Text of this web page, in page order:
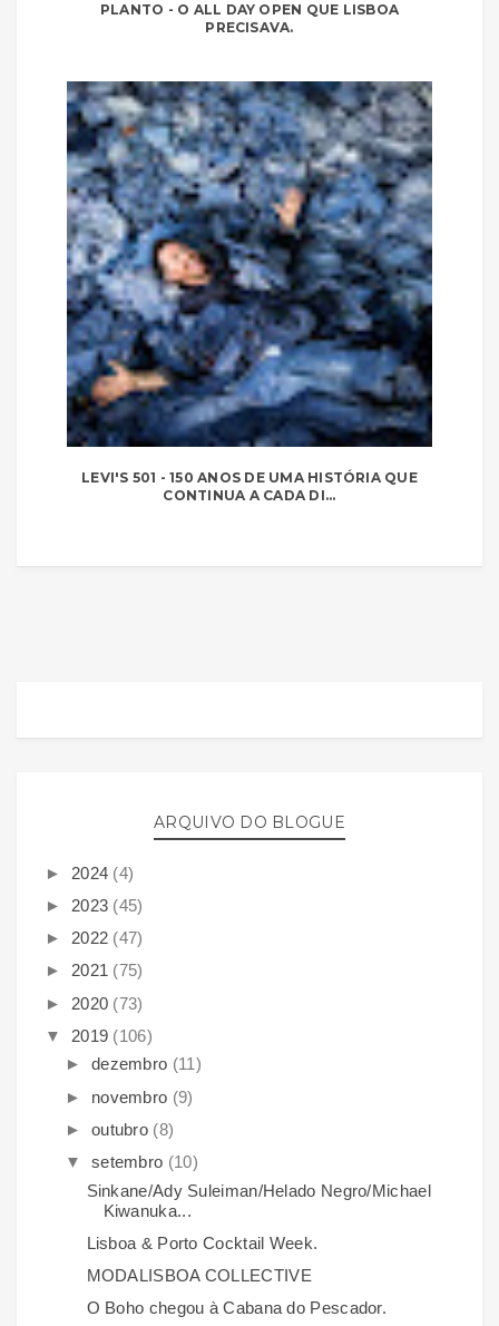
PLANTO - O ALL DAY OPEN QUE LISBOA
PRECISAVA.
LEVI'S 501 - 150 ANOS DE UMA HISTÓRIA QUE
CONTINUA A CADA DI...
ARQUIVO DO BLOGUE
► 2024 (4)
► 2023 (45)
► 2022 (47)
► 2021 (75)
► 2020 (73)
▼ 2019 (106)
► dezembro (11)
► novembro (9)
► outubro (8)
▼ setembro (10)
Sinkane/Ady Suleiman/Helado Negro/Michael
Kiwanuka...
Lisboa & Porto Cocktail Week.
MODALISBOA COLLECTIVE
O Boho chegou à Cabana do Pescador.